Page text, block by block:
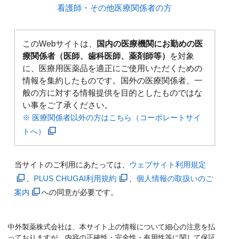
看護師・その他医療関係者の方​
このWebサイトは、
国内の医療機関にお勤めの医
療関係者（医師、歯科医師、薬剤師等）
を対象
に、医療用医薬品を適正にご使用いただくための
情報を集約したものです。国外の医療関係者、一
般の方に対する情報提供を目的としたものではな
い事をご了承ください。
※ 医療関係者以外の方はこちら（コーポレートサイ
トへ）
当サイトのご利用にあたっては、 ウェブサイト利用規定
PLUS CHUGAI利用規約
個人情報の取扱いのご
案内
への同意が必要です。
中外製薬株式会社は、本サイト上の情報について細心の注意を払
っておりますが、内容の正確性・完全性・有用性等に関して保証